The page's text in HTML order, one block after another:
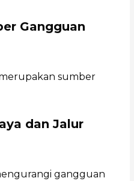
Gangguan
sumber
dan Jalur
gangguan